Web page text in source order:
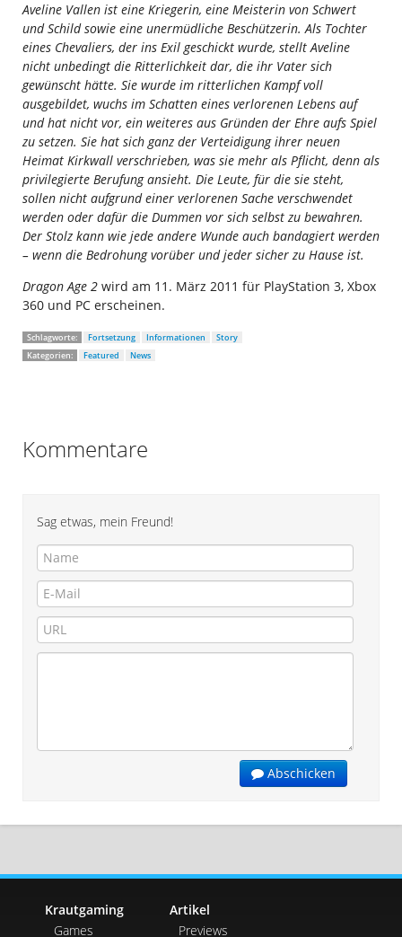
Aveline Vallen ist eine Kriegerin, eine Meisterin von Schwert
und Schild sowie eine unermüdliche Beschützerin. Als Tochter
eines Chevaliers, der ins Exil geschickt wurde, stellt Aveline
nicht unbedingt die Ritterlichkeit dar, die ihr Vater sich
gewünscht hätte. Sie wurde im ritterlichen Kampf voll
ausgebildet, wuchs im Schatten eines verlorenen Lebens auf
und hat nicht vor, ein weiteres aus Gründen der Ehre aufs Spiel
zu setzen. Sie hat sich ganz der Verteidigung ihrer neuen
Heimat Kirkwall verschrieben, was sie mehr als Pflicht, denn als
privilegierte Berufung ansieht. Die Leute, für die sie steht,
sollen nicht aufgrund einer verlorenen Sache verschwendet
werden oder dafür die Dummen vor sich selbst zu bewahren.
Der Stolz kann wie jede andere Wunde auch bandagiert werden
– wenn die Bedrohung vorüber und jeder sicher zu Hause ist.
Dragon Age 2 wird am 11. März 2011 für PlayStation 3, Xbox
360 und PC erscheinen.
Schlagworte: Fortsetzung Informationen
Story
Kategorien:
Featured News
Kommentare
Sag etwas, mein Freund!
Abschicken
Krautgaming
Games
Artikel
Previews